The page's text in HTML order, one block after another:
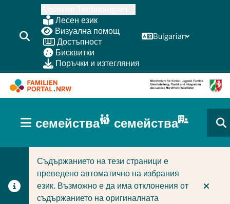
content
Лесен език
Визуална помощ
Достъпност
Бисквитки
Поръчки и изтегляния
Bulgarian
CURRENT SECTION ЗА СЕМЕЙСТВА
CURRENT SECTION ЗА ФИРМИ/ОБЩИНИ
(BÜRGERBEREICH
семейства семейства
Съдържанието на тези страници е
преведено автоматично на избрания
език. Възможно е да има отклонения от
съдържанието на оригиналната